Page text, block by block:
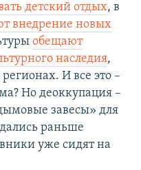
детский отдых, в
внедрение новых
обещают
наследия,
И все это –
Но деоккупация –
завесы» для
раньше
уже сидят на